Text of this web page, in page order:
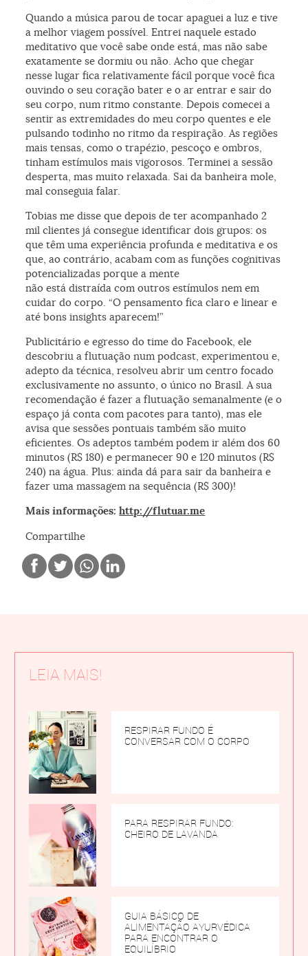
Quando a música parou de tocar apaguei a luz e tive
a melhor viagem possível. Entrei naquele estado
meditativo que você sabe onde está, mas não sabe
exatamente se dormiu ou não. Acho que chegar
nesse lugar fica relativamente fácil porque você fica
ouvindo o seu coração bater e o ar entrar e sair do
seu corpo, num ritmo constante. Depois comecei a
sentir as extremidades do meu corpo quentes e ele
pulsando todinho no ritmo da respiração. As regiões
mais tensas, como o trapézio, pescoço e ombros,
tinham estímulos mais vigorosos. Terminei a sessão
desperta, mas muito relaxada. Sai da banheira mole,
mal conseguia falar.
Tobias me disse que depois de ter acompanhado 2
mil clientes já consegue identificar dois grupos: os
que têm uma experiência profunda e meditativa e os
que, ao contrário, acabam com as funções cognitivas
potencializadas porque a mente
não está distraída com outros estímulos nem em
cuidar do corpo. “O pensamento fica claro e linear e
até bons insights aparecem!”
Publicitário e egresso do time do Facebook, ele
descobriu a flutuação num podcast, experimentou e,
adepto da técnica, resolveu abrir um centro focado
exclusivamente no assunto, o único no Brasil. A sua
recomendação é fazer a flutuação semanalmente (e o
espaço já conta com pacotes para tanto), mas ele
avisa que sessões pontuais também são muito
eficientes. Os adeptos também podem ir além dos 60
minutos (R$ 180) e permanecer 90 e 120 minutos (R$
240) na água. Plus: ainda dá para sair da banheira e
fazer uma massagem na sequência (R$ 300)!
Mais informações: http://flutuar.me
Compartilhe
LEIA MAIS!
RESPIRAR FUNDO É
CONVERSAR COM O CORPO
PARA RESPIRAR FUNDO:
CHEIRO DE LAVANDA
GUIA BÁSICO DE
ALIMENTAÇÃO AYURVÉDICA
PARA ENCONTRAR O
EQUILÍBRIO